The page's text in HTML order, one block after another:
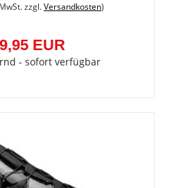
zzgl.Versandkosten)
EUR
- sofort verfügbar